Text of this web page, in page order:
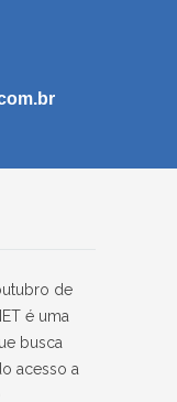
de
é uma
busca
acesso a